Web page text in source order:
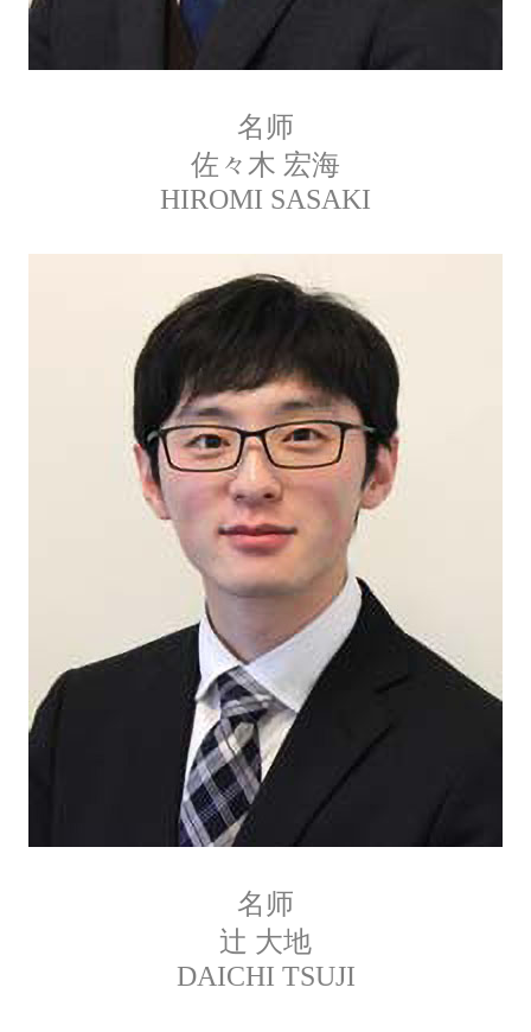
名师
佐々木 宏海
HIROMI SASAKI
名师
辻 大地
DAICHI TSUJI